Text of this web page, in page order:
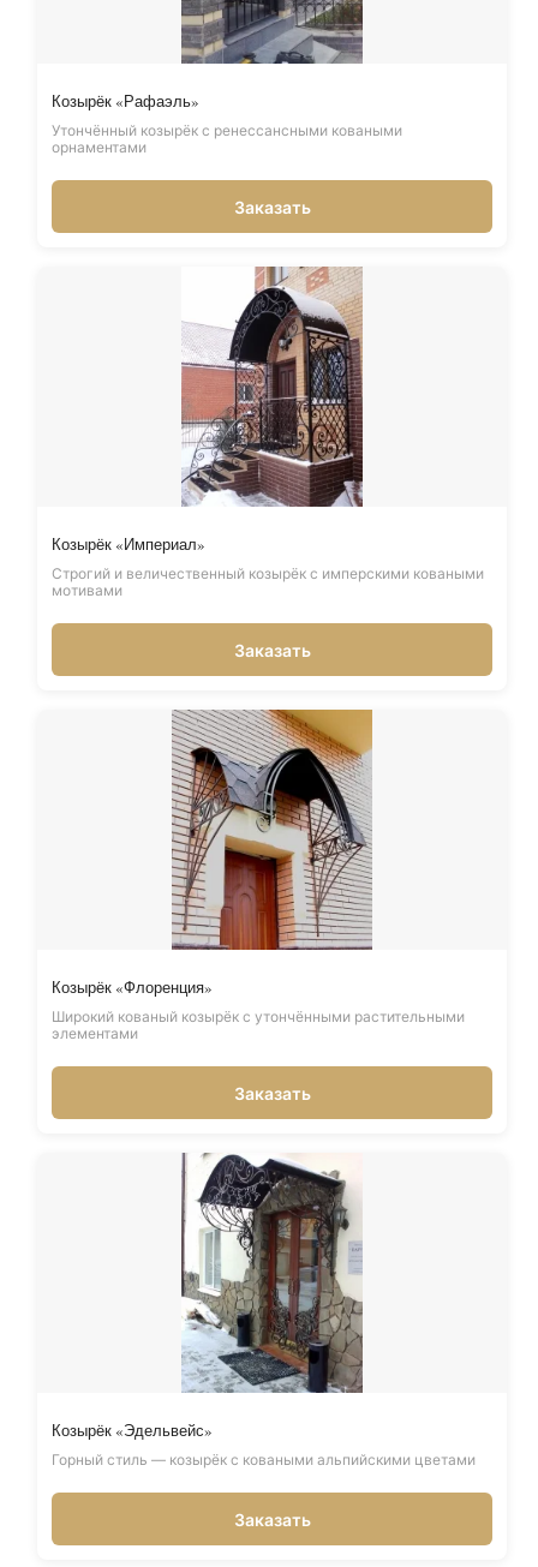
Козырёк «Рафаэль»
Утончённый козырёк с ренессансными коваными
орнаментами
Заказать
Козырёк «Империал»
Строгий и величественный козырёк с имперскими коваными
мотивами
Заказать
Козырёк «Флоренция»
Широкий кованый козырёк с утончёнными растительными
элементами
Заказать
Козырёк «Эдельвейс»
Горный стиль — козырёк с коваными альпийскими цветами
Заказать